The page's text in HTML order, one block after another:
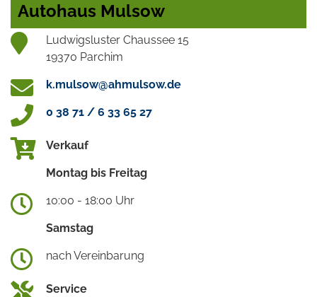
Autohaus Mulsow
Ludwigsluster Chaussee 15
19370 Parchim
k.mulsow@ahmulsow.de
0 38 71 / 6 33 65 27
Verkauf
Montag bis Freitag
10:00 - 18:00 Uhr
Samstag
nach Vereinbarung
Service